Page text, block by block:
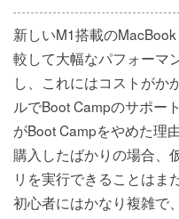
新しいM1搭載の
較して大幅なパフォーマ
し、これにはコストがか
ルでBoot Campのサポー
がBoot Campをやめた理
購入したばかりの場合、
リを実行できることはま
初心者にはかなり複雑で